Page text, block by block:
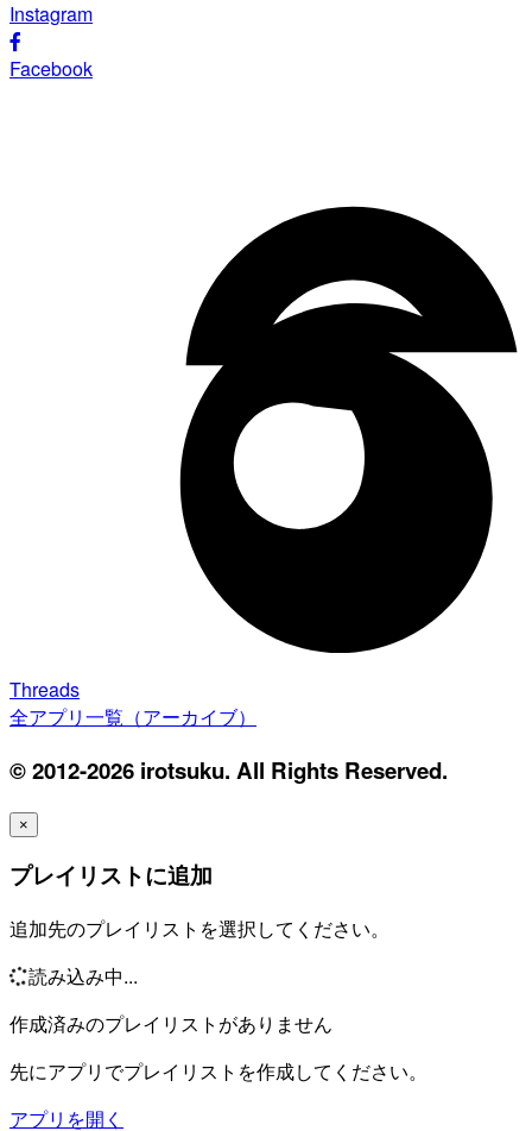
Instagram
Facebook
Threads
全アプリ一覧（アーカイブ）
© 2012-2026 irotsuku. All Rights Reserved.
×
プレイリストに追加
追加先のプレイリストを選択してください。
読み込み中...
作成済みのプレイリストがありません
先にアプリでプレイリストを作成してください。
アプリを開く